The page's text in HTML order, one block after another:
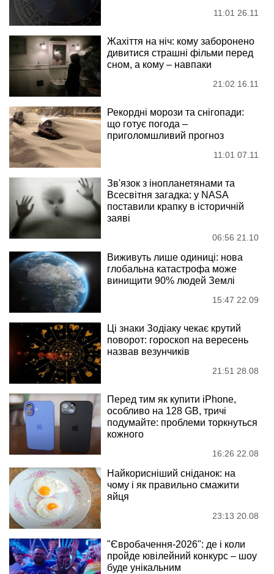
11:01 26.11
Жахіття на ніч: кому заборонено
дивитися страшні фільми перед
сном, а кому – навпаки
21:02 16.11
Рекордні морози та снігопади:
що готує погода –
приголомшливий прогноз
11:01 07.11
Зв'язок з інопланетянами та
Всесвітня загадка: у NASA
поставили крапку в історичній
заяві
06:56 21.10
Виживуть лише одиниці: нова
глобальна катастрофа може
винищити 90% людей Землі
15:47 22.09
Ці знаки Зодіаку чекає крутий
поворот: гороскоп на вересень
назвав везунчиків
21:51 28.08
Перед тим як купити iPhone,
особливо на 128 GB, тричі
подумайте: проблеми торкнуться
кожного
16:26 22.08
Найкорисніший сніданок: на
чому і як правильно смажити
яйця
23:13 20.08
"Євробачення-2026": де і коли
пройде ювілейний конкурс – шоу
буде унікальним